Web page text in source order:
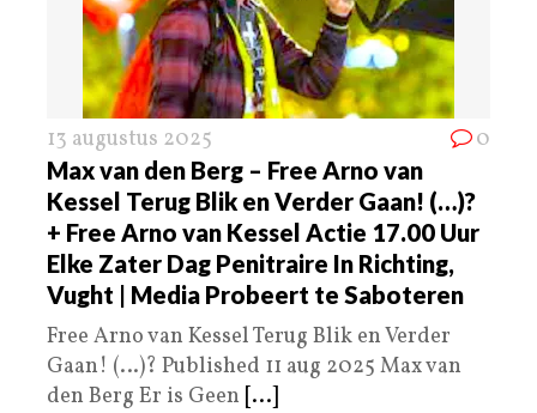
13 augustus 2025 0
Max van den Berg – Free Arno van
Kessel Terug Blik en Verder Gaan! (…)?
+ Free Arno van Kessel Actie 17.00 Uur
Elke Zater Dag Penitraire In Richting,
Vught | Media Probeert te Saboteren
Free Arno van Kessel Terug Blik en Verder
Gaan! (…)? Published 11 aug 2025 Max van
den Berg Er is Geen [...]